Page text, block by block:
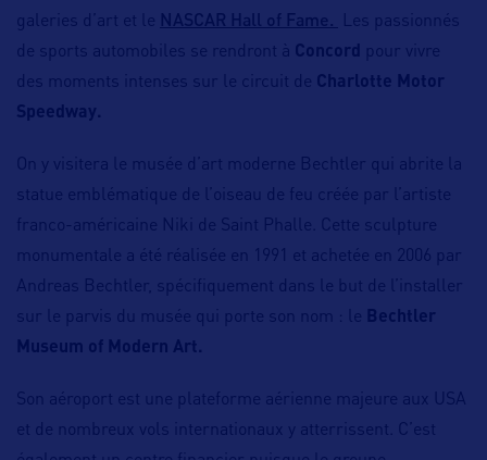
galeries d’art et le NASCAR Hall of Fame.
Les passionnés
de sports automobiles se rendront à Concord
pour vivre
des moments intenses sur le circuit de Charlotte Motor
Speedway.
On y visitera le musée d’art moderne Bechtler qui abrite la
statue emblématique de l’oiseau de feu créée par l’artiste
franco-américaine Niki de Saint Phalle. Cette sculpture
monumentale a été réalisée en 1991 et achetée en 2006 par
Andreas Bechtler, spécifiquement dans le but de l’installer
sur le parvis du musée qui porte son nom : le Bechtler
Museum of Modern Art.
Son aéroport est une plateforme aérienne majeure aux USA
et de nombreux vols internationaux y atterrissent. C’est